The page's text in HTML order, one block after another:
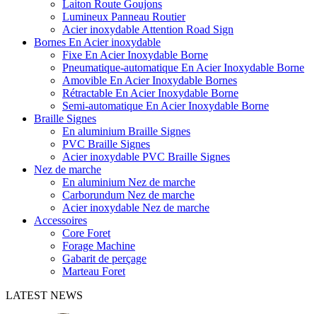
Laiton Route Goujons
Lumineux Panneau Routier
Acier inoxydable Attention Road Sign
Bornes En Acier inoxydable
Fixe En Acier Inoxydable Borne
Pneumatique-automatique En Acier Inoxydable Borne
Amovible En Acier Inoxydable Bornes
Rétractable En Acier Inoxydable Borne
Semi-automatique En Acier Inoxydable Borne
Braille Signes
En aluminium Braille Signes
PVC Braille Signes
Acier inoxydable PVC Braille Signes
Nez de marche
En aluminium Nez de marche
Carborundum Nez de marche
Acier inoxydable Nez de marche
Accessoires
Core Foret
Forage Machine
Gabarit de perçage
Marteau Foret
LATEST NEWS